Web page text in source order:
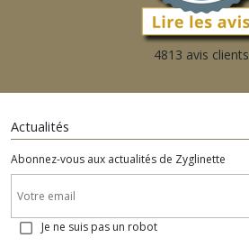
4813 avis clients
Actualités
Abonnez-vous aux actualités de Zyglinette
Je ne suis pas un robot